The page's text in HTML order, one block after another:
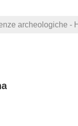
archeologiche -